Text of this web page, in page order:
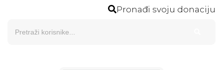
Pronađi svoju donaciju